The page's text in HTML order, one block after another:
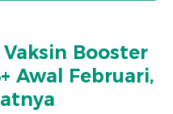
Booster
Awal Februari,